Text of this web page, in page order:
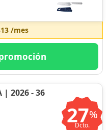
/mes
| 2026 - 36
27%
Dcto.